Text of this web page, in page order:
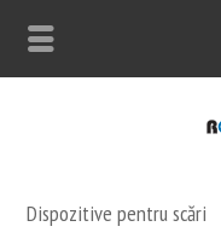
Dispozitive pentru scări